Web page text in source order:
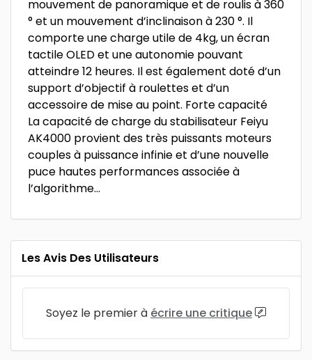
mouvement de panoramique et de roulis à 360
° et un mouvement d’inclinaison à 230 °. Il
comporte une charge utile de 4kg, un écran
tactile OLED et une autonomie pouvant
atteindre 12 heures. Il est également doté d’un
support d’objectif à roulettes et d’un
accessoire de mise au point. Forte capacité
La capacité de charge du stabilisateur Feiyu
AK4000 provient des très puissants moteurs
couples à puissance infinie et d’une nouvelle
puce hautes performances associée à
l’algorithme…
Les Avis Des Utilisateurs
Soyez le premier à écrire une critique